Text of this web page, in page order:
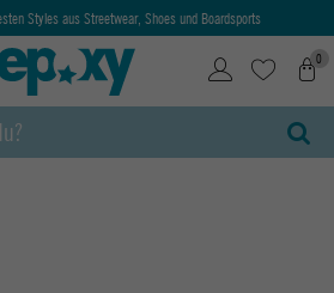
Styles aus Streetwear, Shoes und Boardsports
0